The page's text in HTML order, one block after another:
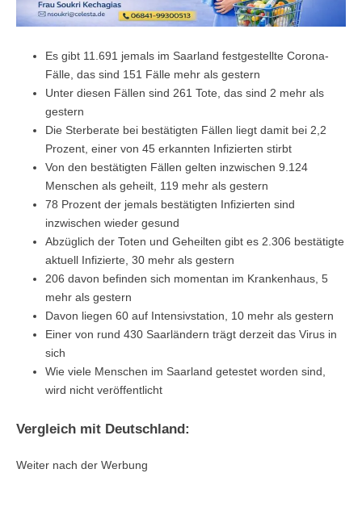
Es gibt 11.691 jemals im Saarland festgestellte Corona-
Fälle, das sind 151 Fälle mehr als gestern
Unter diesen Fällen sind 261 Tote, das sind 2 mehr als
gestern
Die Sterberate bei bestätigten Fällen liegt damit bei 2,2
Prozent, einer von 45 erkannten Infizierten stirbt
Von den bestätigten Fällen gelten inzwischen 9.124
Menschen als geheilt, 119 mehr als gestern
78 Prozent der jemals bestätigten Infizierten sind
inzwischen wieder gesund
Abzüglich der Toten und Geheilten gibt es 2.306 bestätigte
aktuell Infizierte, 30 mehr als gestern
206 davon befinden sich momentan im Krankenhaus, 5
mehr als gestern
Davon liegen 60 auf Intensivstation, 10 mehr als gestern
Einer von rund 430 Saarländern trägt derzeit das Virus in
sich
Wie viele Menschen im Saarland getestet worden sind,
wird nicht veröffentlicht
Vergleich mit Deutschland:
Weiter nach der Werbung